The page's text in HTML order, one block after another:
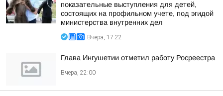
показательные выступления для детей,
состоящих на профильном учете, под эгидой
министерства внутренних дел
Вчера, 17:22
Глава Ингушетии отметил работу Росреестра
Вчера, 22:00